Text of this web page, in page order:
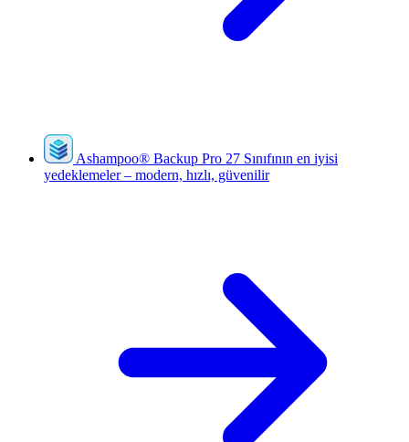
Ashampoo® Backup Pro 27 Sınıfının en iyisi
yedeklemeler – modern, hızlı, güvenilir